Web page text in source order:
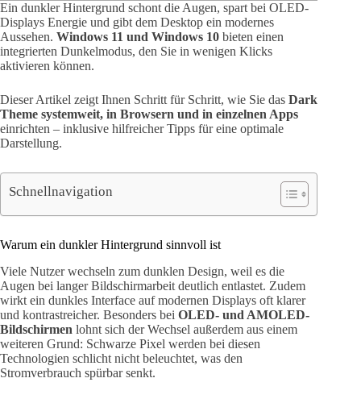
Ein dunkler Hintergrund schont die Augen, spart bei OLED-
Displays Energie und gibt dem Desktop ein modernes
Aussehen. Windows 11 und Windows 10 bieten einen
integrierten Dunkelmodus, den Sie in wenigen Klicks
aktivieren können.
Dieser Artikel zeigt Ihnen Schritt für Schritt, wie Sie das Dark
Theme systemweit, in Browsern und in einzelnen Apps
einrichten – inklusive hilfreicher Tipps für eine optimale
Darstellung.
Schnellnavigation
Warum ein dunkler Hintergrund sinnvoll ist
Viele Nutzer wechseln zum dunklen Design, weil es die
Augen bei langer Bildschirmarbeit deutlich entlastet. Zudem
wirkt ein dunkles Interface auf modernen Displays oft klarer
und kontrastreicher. Besonders bei OLED- und AMOLED-
Bildschirmen lohnt sich der Wechsel außerdem aus einem
weiteren Grund: Schwarze Pixel werden bei diesen
Technologien schlicht nicht beleuchtet, was den
Stromverbrauch spürbar senkt.